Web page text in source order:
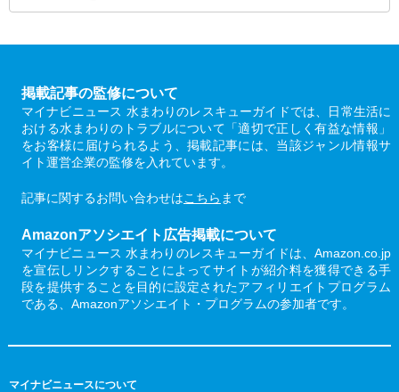
掲載記事の監修について
マイナビニュース 水まわりのレスキューガイドでは、日常生活に
おける水まわりのトラブルについて「適切で正しく有益な情報」
をお客様に届けられるよう、掲載記事には、当該ジャンル情報サ
イト運営企業の監修を入れています。
記事に関するお問い合わせはこちら まで
Amazonアソシエイト広告掲載について
マイナビニュース 水まわりのレスキューガイドは、Amazon.co.jp
を宣伝しリンクすることによってサイトが紹介料を獲得できる手
段を提供することを目的に設定されたアフィリエイトプログラム
である、Amazonアソシエイト・プログラムの参加者です。
マイナビニュースについて